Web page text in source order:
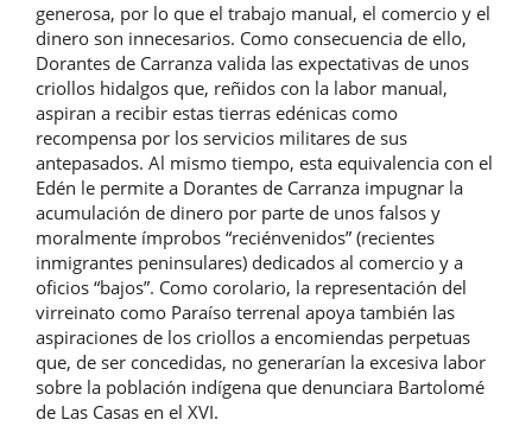
generosa, por lo que el trabajo manual, el comercio y el
dinero son innecesarios. Como consecuencia de ello,
Dorantes de Carranza valida las expectativas de unos
criollos hidalgos que, reñidos con la labor manual,
aspiran a recibir estas tierras edénicas como
recompensa por los servicios militares de sus
antepasados. Al mismo tiempo, esta equivalencia con el
Edén le permite a Dorantes de Carranza impugnar la
acumulación de dinero por parte de unos falsos y
moralmente ímprobos “reciénvenidos” (recientes
inmigrantes peninsulares) dedicados al comercio y a
oficios “bajos”. Como corolario, la representación del
virreinato como Paraíso terrenal apoya también las
aspiraciones de los criollos a encomiendas perpetuas
que, de ser concedidas, no generarían la excesiva labor
sobre la población indígena que denunciara Bartolomé
de Las Casas en el XVI.